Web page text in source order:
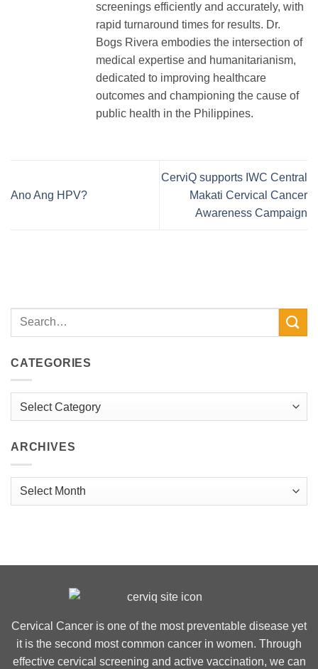
screenings efficiently and accurately, with
rapid turnaround times for results. Dr.
Bogs Rivera embodies the intersection of
medical expertise and humanitarianism,
dedicated to improving healthcare
outcomes and championing the cause of
public health in the Philippines.
Ano Ang HPV?
CerviQ supports IWC Central
Makati Cervical Cancer
Awareness Campaign
CATEGORIES
ARCHIVES
Archives
Cervical Cancer is one of the most preventable disease yet
it is the second most common cancer in women. Through
effective cervical screening and active vaccination, we can